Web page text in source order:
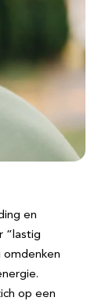
en
“lastig
omdenken
op een